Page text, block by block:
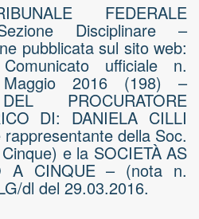
FEDERALE
Disciplinare –
pubblicata sul sito web:
ufficiale n.
2016 (198) –
PROCURATORE
DI: DANIELA CILLI
della Soc.
e la SOCIETÀ AS
A CINQUE – (nota n.
dl del 29.03.2016.